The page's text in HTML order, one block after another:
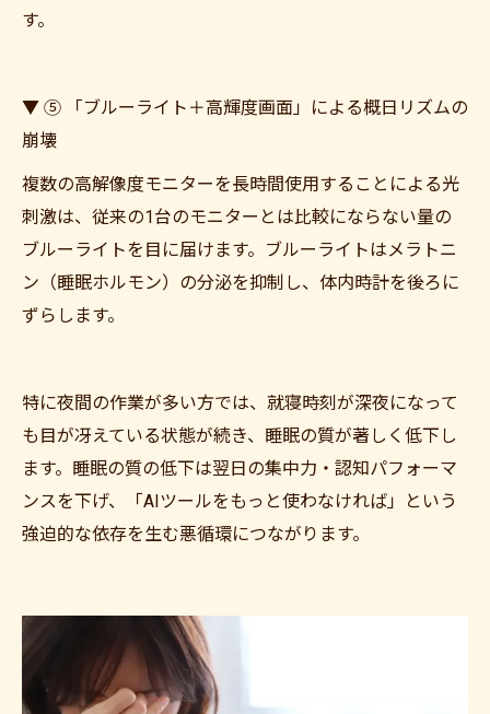
す。
▼ ⑤ 「ブルーライト＋高輝度画面」による概日リズムの
崩壊
複数の高解像度モニターを長時間使用することによる光
刺激は、従来の1台のモニターとは比較にならない量の
ブルーライトを目に届けます。ブルーライトはメラトニ
ン（睡眠ホルモン）の分泌を抑制し、体内時計を後ろに
ずらします。
特に夜間の作業が多い方では、就寝時刻が深夜になって
も目が冴えている状態が続き、睡眠の質が著しく低下し
ます。睡眠の質の低下は翌日の集中力・認知パフォーマ
ンスを下げ、「AIツールをもっと使わなければ」という
強迫的な依存を生む悪循環につながります。
ご予約はこちら